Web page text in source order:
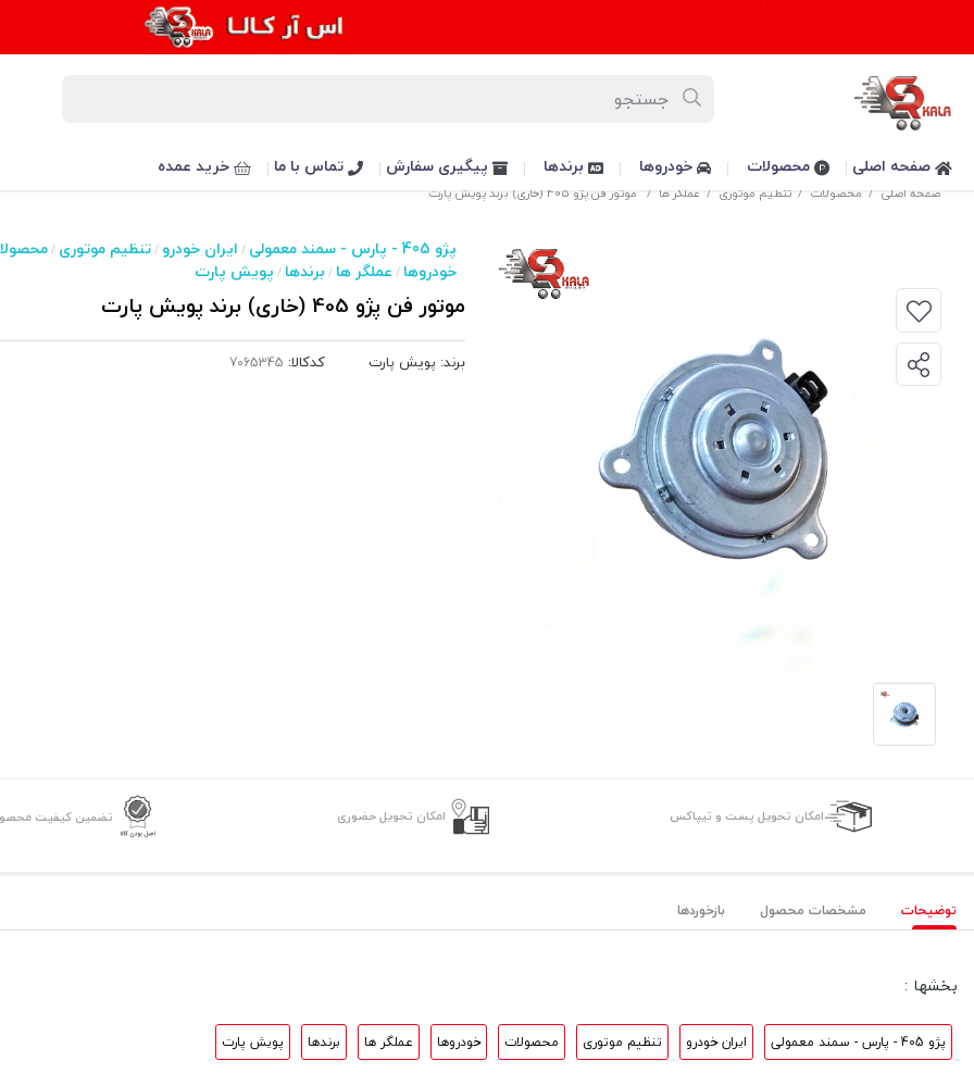
صفحه اصلی محصولات خودروها برندها پیگیری سفارش تماس با ما خرید عمده
صفحه اصلی / محصولات / تنظیم موتوری / عملگر ها / موتور فن پژو 405 (خاری) برند پویش پارت
پژو 405 - پارس - سمند معمولی / ایران خودرو /تنظیم موتوری /
خودروها / عملگر ها / برندها / پویش پارت
موتور فن پژو 405 (خاری) برند پویش پارت
برند: پویش پارت کدکالا:
امکان تحویل پست و تیپاکس امکان تحویل حضوری تضمین کیفیت
توضیحات مشخصات محصول بازخوردها
بخشها :
پژو 405 - پارس - سمند معمولی ایران خودرو تنظیم موتوری محصولات خودروها عملگر ها برندها پویش پارت